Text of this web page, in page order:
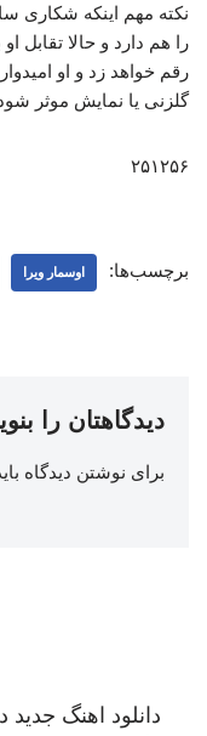
نکته مهم اینکه شکاری
را هم دارد و حالا تقابل
رقم خواهد زد و او
گلزنی یا نمایش موثر
۲۵۱۲۵۶
برچسب‌ها: اوسمار ویرا
دیدگاهتان را
برای نوشتن دیدگاه
دانلود اهنگ جدید